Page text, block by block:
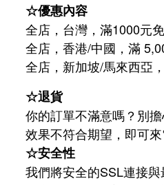
☆優惠內容
全店，台灣，滿1000元
全店，香港/中國，滿
全店，新加坡/馬來西亞
☆退貨
你的訂單不滿意嗎？別
效果不符合期望，即可來
☆安全性
我們將安全的SSL連接